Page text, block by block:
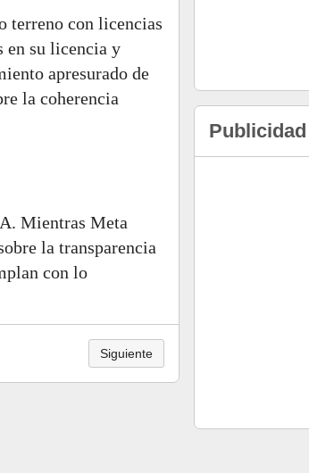
terreno con licencias
en su licencia y
apresurado de
la coherencia
Mientras Meta
la transparencia
con lo
Siguiente
Publicidad